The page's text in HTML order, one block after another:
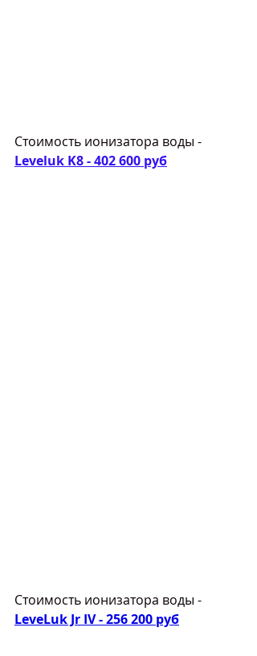
Стоимость ионизатора воды -
Leveluk K8 - 402 600 руб
Стоимость ионизатора воды -
LeveLuk Jr IV - 256 200 руб